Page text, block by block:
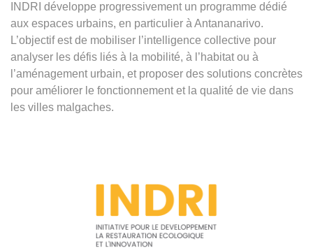
INDRI développe progressivement un programme dédié
aux espaces urbains, en particulier à Antananarivo.
L’objectif est de mobiliser l’intelligence collective pour
analyser les défis liés à la mobilité, à l’habitat ou à
l’aménagement urbain, et proposer des solutions concrètes
pour améliorer le fonctionnement et la qualité de vie dans
les villes malgaches.